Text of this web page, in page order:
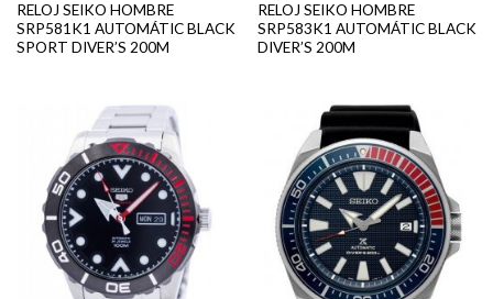
RELOJ SEIKO HOMBRE
SRP581K1 AUTOMÁTIC BLACK
SPORT DIVER’S 200M
RELOJ SEIKO HOMBRE
SRP583K1 AUTOMÁTIC BLACK
DIVER’S 200M